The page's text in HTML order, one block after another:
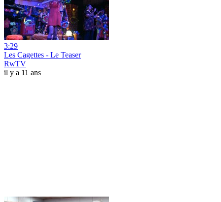
3:29
Les Cagettes - Le Teaser
RwTV
il y a 11 ans